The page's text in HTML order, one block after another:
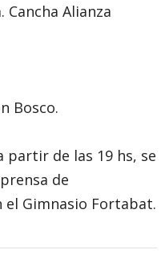
Cancha Alianza
Bosco.
partir de las 19 hs, se
de
Gimnasio Fortabat.